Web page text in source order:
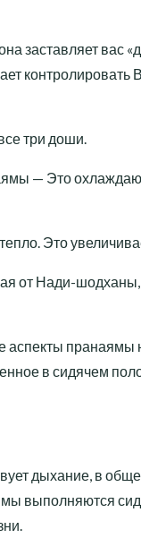
заставляет вас
контролировать
три доши.
— Это
Это
от Нади-
аспекты пранаямы
в сидячем
дыхание, в
выполняются